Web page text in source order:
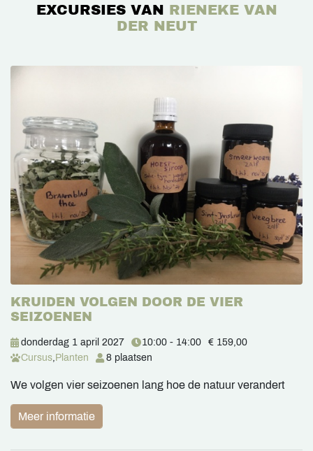
EXCURSIES VAN
RIENEKE VAN
DER NEUT
KRUIDEN VOLGEN DOOR DE VIER
SEIZOENEN
donderdag 1 april 2027 10:00 - 14:00
€ 159,00
Cursus, Planten 8 plaatsen
We volgen vier seizoenen lang hoe de natuur verandert
Meer informatie